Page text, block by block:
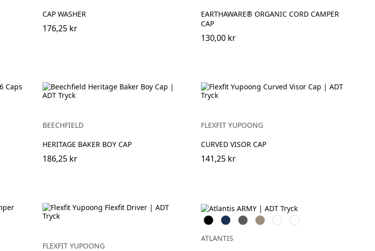
CAP WASHER
176,25 kr
EARTHAWARE® ORGANIC CORD CAMPER
CAP
130,00 kr
BEECHFIELD
HERITAGE BAKER BOY CAP
186,25 kr
FLEXFIT YUPOONG
CURVED VISOR CAP
141,25 kr
FLEXFIT YUPOONG
BlackNavy Dark
Grey
KhakiOlive Camouflage
ATLANTIS